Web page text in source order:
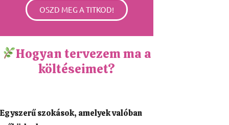
OSZD MEG A TITKOD!
Hogyan tervezem ma a
költéseimet?
Egyszerű szokások, amelyek valóban